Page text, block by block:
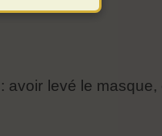
avoir levé le